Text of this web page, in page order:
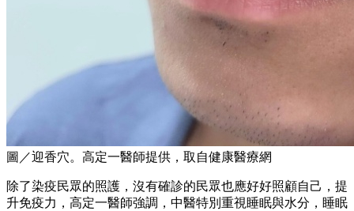
圖／迎香穴。高定一醫師提供，取自健康醫療網
除了染疫民眾的照護，沒有確診的民眾也應好好照顧自己，提
升免疫力，高定一醫師強調，中醫特別重視睡眠與水分，睡眠